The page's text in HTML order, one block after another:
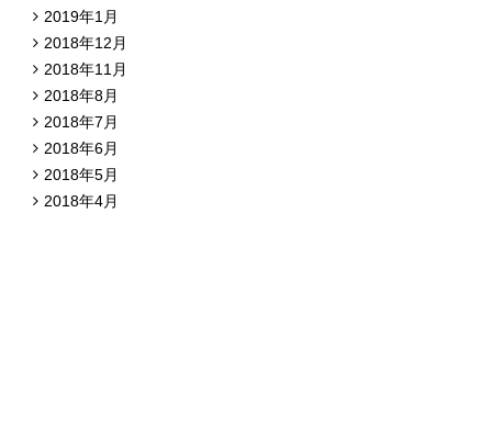
2019年1月
2018年12月
2018年11月
2018年8月
2018年7月
2018年6月
2018年5月
2018年4月